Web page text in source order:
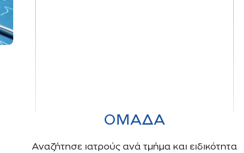
ΌΜΑΔΑ
Αναζήτησε ιατρούς ανά τμήμα και ειδικότητα